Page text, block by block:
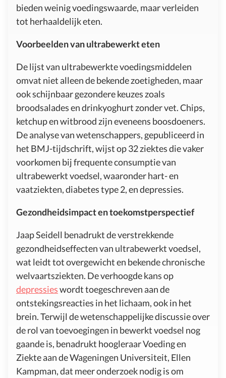
bieden weinig voedingswaarde, maar verleiden
tot herhaaldelijk eten.
Voorbeelden van ultrabewerkt eten
De lijst van ultrabewerkte voedingsmiddelen
omvat niet alleen de bekende zoetigheden, maar
ook schijnbaar gezondere keuzes zoals
broodsalades en drinkyoghurt zonder vet. Chips,
ketchup en witbrood zijn eveneens boosdoeners.
De analyse van wetenschappers, gepubliceerd in
het BMJ-tijdschrift, wijst op 32 ziektes die vaker
voorkomen bij frequente consumptie van
ultrabewerkt voedsel, waaronder hart- en
vaatziekten, diabetes type 2, en depressies.
Gezondheidsimpact en toekomstperspectief
Jaap Seidell benadrukt de verstrekkende
gezondheidseffecten van ultrabewerkt voedsel,
wat leidt tot overgewicht en bekende chronische
welvaartsziekten. De verhoogde kans op
depressieswordt toegeschreven aan de
ontstekingsreacties in het lichaam, ook in het
brein. Terwijl de wetenschappelijke discussie over
de rol van toevoegingen in bewerkt voedsel nog
gaande is, benadrukt hoogleraar Voeding en
Ziekte aan de Wageningen Universiteit, Ellen
Kampman, dat meer onderzoek nodig is om